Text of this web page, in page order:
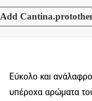
Add
Εύκολο και
υπέροχα αρώματα